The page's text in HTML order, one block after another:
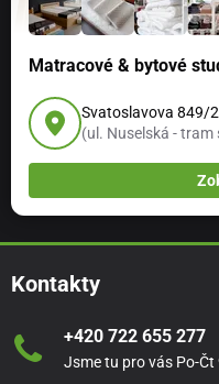
povlečení případně
Praní na 40°C. Sušení v
doporučeno. Povlečení
vhodném nastavení
nemusí.
Odstíny barev na
Vašeho monitoru.
Matracové & bytové
Svatoslavova 849/
(ul. Nuselská - tram
Kontakty
+420 722 655 277
Jsme tu pro vás Po-Čt